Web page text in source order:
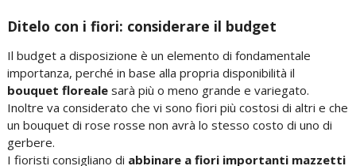
Ditelo con i fiori: considerare il budget
Il budget a disposizione è un elemento di fondamentale
importanza, perché in base alla propria disponibilità il
bouquet florealesarà più o meno grande e variegato.
Inoltre va considerato che vi sono fiori più costosi di altri e che
un bouquet di rose rosse non avrà lo stesso costo di uno di
gerbere.
I fioristi consigliano di abbinare a fiori importanti mazzetti